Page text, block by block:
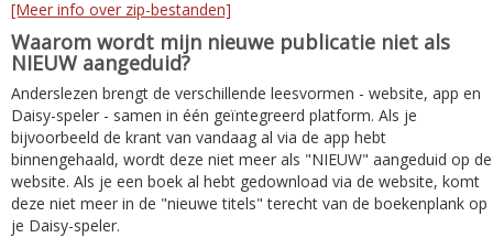
[Meer info over zip-bestanden]
Waarom wordt mijn nieuwe publicatie niet als
NIEUW aangeduid?
Anderslezen brengt de verschillende leesvormen - website, app en
Daisy-speler - samen in één geïntegreerd platform. Als je
bijvoorbeeld de krant van vandaag al via de app hebt
binnengehaald, wordt deze niet meer als "NIEUW" aangeduid op de
website. Als je een boek al hebt gedownload via de website, komt
deze niet meer in de "nieuwe titels" terecht van de boekenplank op
je Daisy-speler.